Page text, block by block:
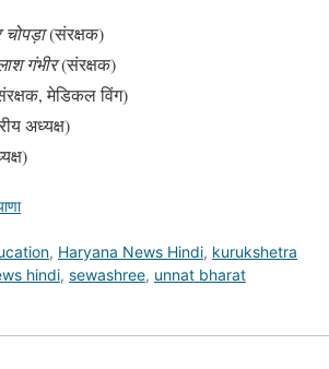
(संरक्षक)
गंभीर(संरक्षक)
मेडिकल विंग)
अध्यक्ष)
, Haryana News Hindi, kurukshetra
hindi, sewashree, unnat bharat